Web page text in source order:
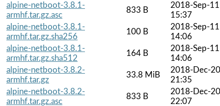
alpine-netboot-3.8.1-
armhf.tar.gz.asc
833 B
2018-Sep-11
15:37
alpine-netboot-3.8.1-
armhf.tar.gz.sha256
100 B
2018-Sep-11
14:06
alpine-netboot-3.8.1-
armhf.tar.gz.sha512
164 B
2018-Sep-11
14:06
alpine-netboot-3.8.2-
armhf.tar.gz
33.8 MiB
2018-Dec-20
21:35
alpine-netboot-3.8.2-
armhf.tar.gz.asc
833 B
2018-Dec-20
22:07